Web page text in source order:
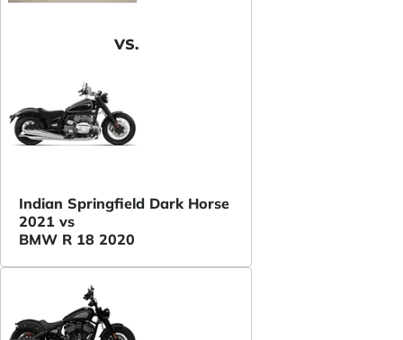
VS.
Indian Springfield Dark Horse
2021 vs
BMW R 18 2020